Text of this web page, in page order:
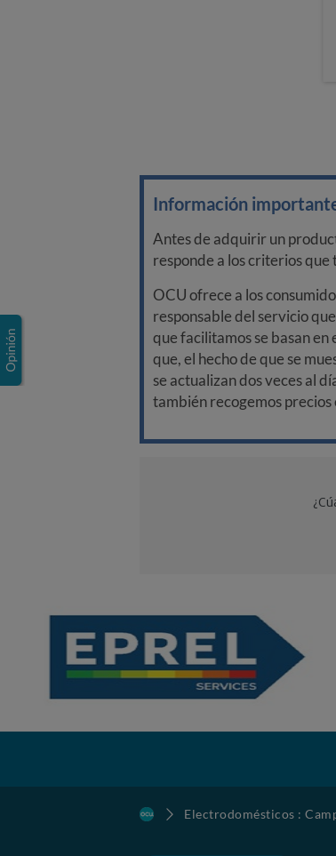
Información
Antes de adquirir un
responde a los criterios que
OCU ofrece a los
responsable del servicio
que facilitamos se basan
que, el hecho de que se
se actualizan dos veces al
también recogemos
Electrodomésticos :